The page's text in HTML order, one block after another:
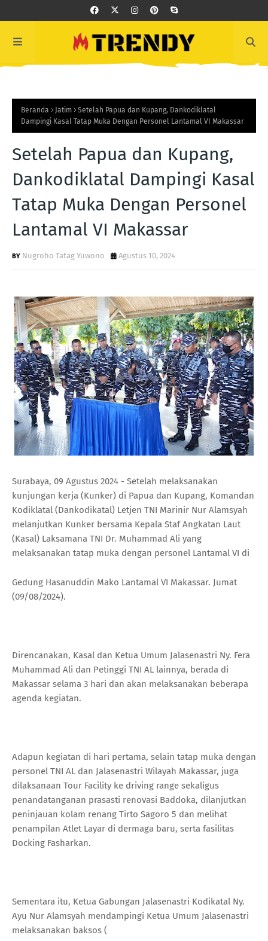
Beranda Jatim
Setelah Papua dan Kupang, Dankodiklatal
Dampingi Kasal Tatap Muka Dengan Personel Lantamal VI Makassar
Setelah Papua dan Kupang,
Dankodiklatal Dampingi Kasal
Tatap Muka Dengan Personel
Lantamal VI Makassar
Nugroho Tatag Yuwono Agustus 10, 2024
Surabaya, 09 Agustus 2024 - Setelah melaksanakan
kunjungan kerja (Kunker) di Papua dan Kupang, Komandan
Kodiklatal (Dankodikatal) Letjen TNI Marinir Nur Alamsyah
melanjutkan Kunker bersama Kepala Staf Angkatan Laut
(Kasal) Laksamana TNI Dr. Muhammad Ali yang
melaksanakan tatap muka dengan personel Lantamal VI di
Gedung Hasanuddin Mako Lantamal VI Makassar. Jumat
(09/08/2024).
Direncanakan, Kasal dan Ketua Umum Jalasenastri Ny. Fera
Muhammad Ali dan Petinggi TNI AL lainnya, berada di
Makassar selama 3 hari dan akan melaksanakan beberapa
agenda kegiatan.
Adapun kegiatan di hari pertama, selain tatap muka dengan
personel TNI AL dan Jalasenastri Wilayah Makassar, juga
dilaksanaan Tour Facility ke driving range sekaligus
penandatanganan prasasti renovasi Baddoka, dilanjutkan
peninjauan kolam renang Tirto Sagoro 5 dan melihat
penampilan Atlet Layar di dermaga baru, serta fasilitas
Docking Fasharkan.
Sementara itu, Ketua Gabungan Jalasenastri Kodikatal Ny.
Ayu Nur Alamsyah mendampingi Ketua Umum Jalasenastri
melaksanakan baksos (